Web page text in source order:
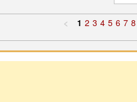
< 1 2 3 4 5 6 7 8